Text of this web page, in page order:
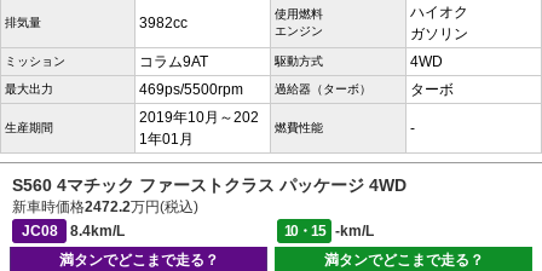
排気量 3982cc
使用燃料
エンジン
ハイオク
ガソリン
ミッション コラム9AT 駆動方式 4WD
最大出力 469ps/5500rpm 過給器（ターボ） ターボ
生産期間
2019年10月～202
1年01月
燃費性能 -
S560 4マチック ファーストクラス パッケージ 4WD
新車時価格2472.2万円(税込)
JC08
8.4km/L 10・15
-km/L
満タンでどこまで走る？
満タンでどこまで走る？